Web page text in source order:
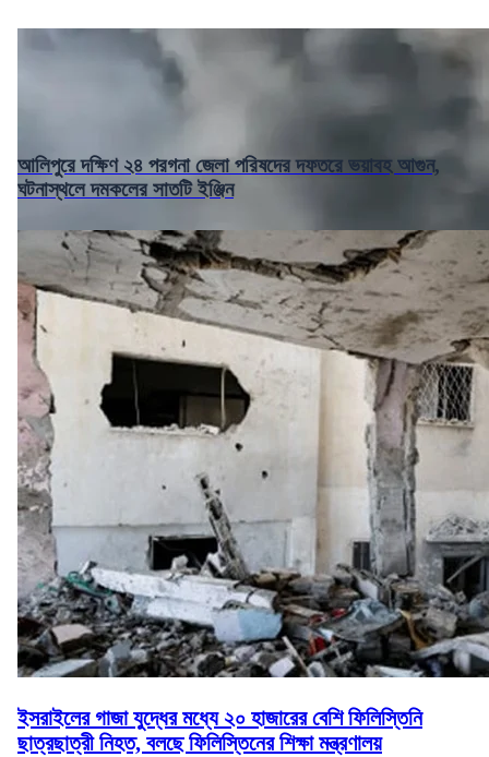
আলিপুরে দক্ষিণ ২৪ পরগনা জেলা পরিষদের দফতরে ভয়াবহ আগুন,
ঘটনাস্থলে দমকলের সাতটি ইঞ্জিন
ইসরাইলের গাজা যুদ্ধের মধ্যে ২০ হাজারের বেশি ফিলিস্তিনি
ছাত্রছাত্রী নিহত, বলছে ফিলিস্তিনের শিক্ষা মন্ত্রণালয়